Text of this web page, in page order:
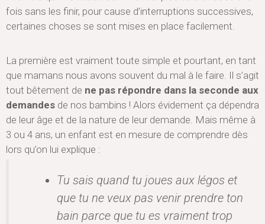
fois sans les finir, pour cause d’interruptions successives,
certaines choses se sont mises en place facilement.
La première est vraiment toute simple et pourtant, en tant
que mamans nous avons souvent du mal à le faire. Il s’agit
tout bêtement de ne pas répondre dans la seconde aux
demandes de nos bambins ! Alors évidement ça dépendra
de leur âge et de la nature de leur demande. Mais même à
3 ou 4 ans, un enfant est en mesure de comprendre dès
lors qu’on lui explique :
Tu sais quand tu joues aux légos et
que tu ne veux pas venir prendre ton
bain parce que tu es vraiment trop